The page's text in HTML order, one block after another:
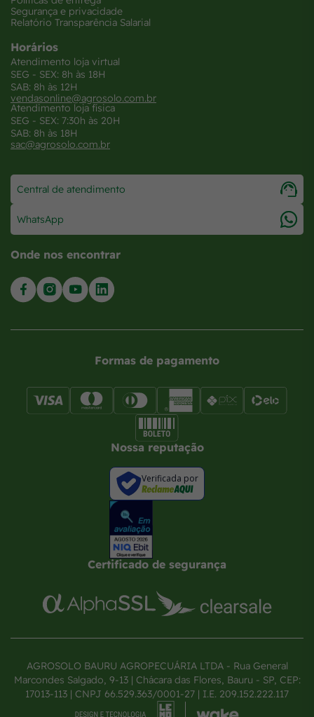
Segurança e privacidade
Relatório Transparência Salarial
Horários
Atendimento loja virtual
SEG - SEX: 8h às 18H
SAB: 8h às 12H
vendasonline@agrosolo.com.br
Atendimento loja física
SEG - SEX: 7:30h às 20H
SAB: 8h às 18H
sac@agrosolo.com.br
Central de atendimento
WhatsApp
Onde nos encontrar
Formas de pagamento
Nossa reputação
Verificada por
Certificado de segurança
AGROSOLO BAURU AGROPECUÁRIA LTDA - Rua General
Marcondes Salgado, 9-13 | Chácara das Flores, Bauru - SP, CEP:
17013-113 | CNPJ 66.529.363/0001-27 | I.E. 209.152.222.117